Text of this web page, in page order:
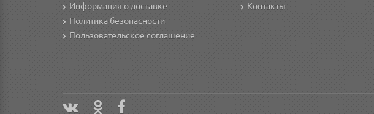
Информация о доставке
Политика безопасности
Пользовательское соглашение
Контакты